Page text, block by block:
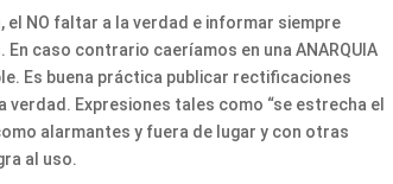
NO faltar a la verdad e informar siempre
caso contrario caeríamos en una ANARQUIA
Es buena práctica publicar rectificaciones
Expresiones tales como “se estrecha el
alarmantes y fuera de lugar y con otras
al uso.